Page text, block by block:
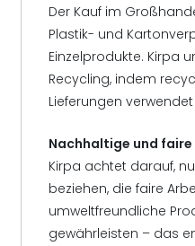
Der Kauf im
Plastik- und
Einzelprodukte. Kirpa
Recycling, indem
Lieferungen
Nachhaltige und
Kirpa achtet darauf,
beziehen, die faire
umweltfreundliche
gewährleisten – das